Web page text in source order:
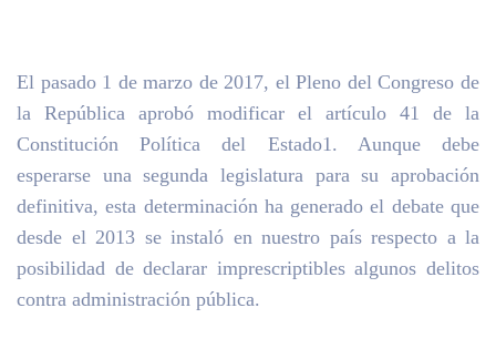
El pasado 1 de marzo de 2017, el Pleno del Congreso de
la República aprobó modificar el artículo 41 de la
Constitución Política del Estado1. Aunque debe
esperarse una segunda legislatura para su aprobación
definitiva, esta determinación ha generado el debate que
desde el 2013 se instaló en nuestro país respecto a la
posibilidad de declarar imprescriptibles algunos delitos
contra administración pública.